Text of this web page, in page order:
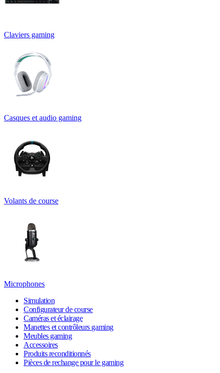
Claviers gaming
Casques et audio gaming
Volants de course
Microphones
Simulation
Configurateur de course
Caméras et éclairage
Manettes et contrôleurs gaming
Meubles gaming
Accessoires
Produits reconditionnés
Pièces de rechange pour le gaming